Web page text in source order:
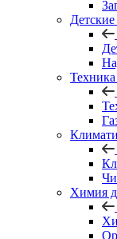
Техника
Химия